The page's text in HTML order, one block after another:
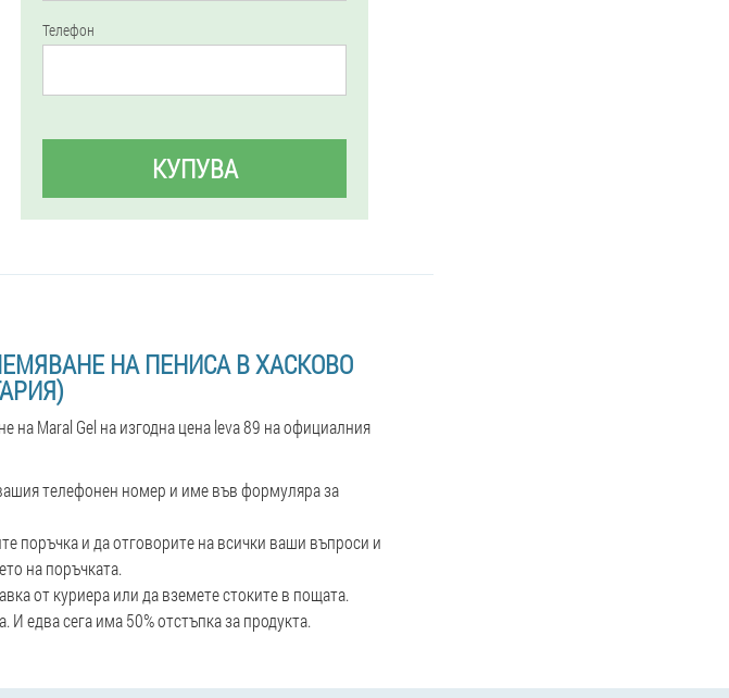
Телефон
КУПУВА
НА ПЕНИСА В ХАСКОВО
на Maral Gel на изгодна цена leva 89 на официалния
телефонен номер и име във формуляра за
поръчка и да отговорите на всички ваши въпроси и
на поръчката.
от куриера или да вземете стоките в пощата.
едва сега има 50% отстъпка за продукта.